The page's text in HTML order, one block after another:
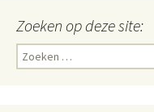
Zoeken op deze site:
Zoeken
naar: